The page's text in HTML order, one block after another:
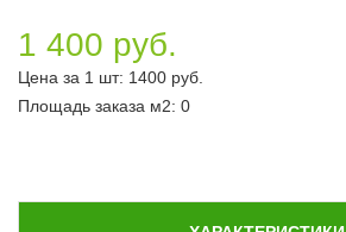
1 400 руб.
Цена за 1 шт: 1400 руб.
Площадь заказа м2: 0